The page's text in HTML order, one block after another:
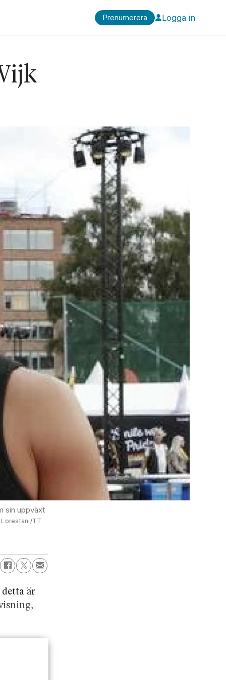
Prenumerera Logga in
sin uppväxt
Lorestani/TT
är